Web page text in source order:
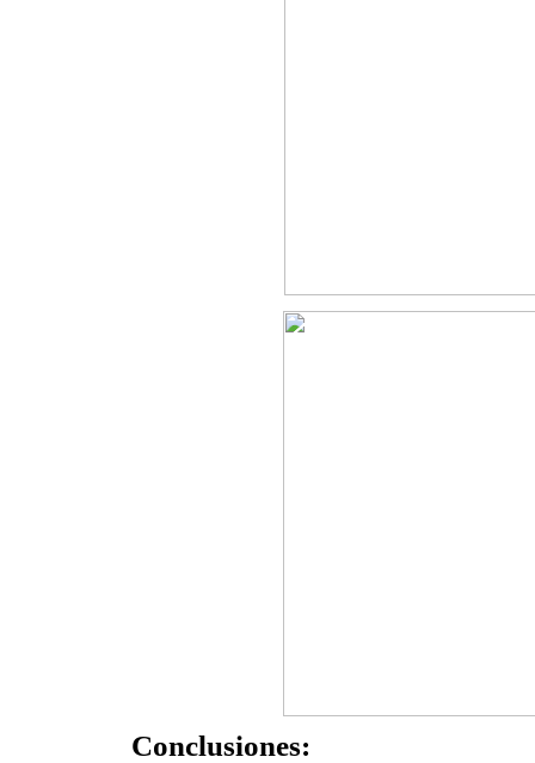
Conclusiones: